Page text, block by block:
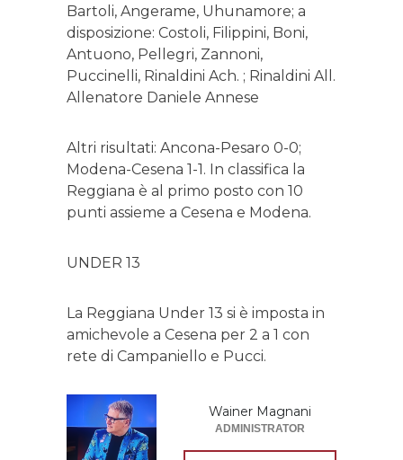
Bartoli, Angerame, Uhunamore; a
disposizione: Costoli, Filippini, Boni,
Antuono, Pellegri, Zannoni,
Puccinelli, Rinaldini Ach. ; Rinaldini All.
Allenatore Daniele Annese
Altri risultati: Ancona-Pesaro 0-0;
Modena-Cesena 1-1. In classifica la
Reggiana è al primo posto con 10
punti assieme a Cesena e Modena.
UNDER 13
La Reggiana Under 13 si è imposta in
amichevole a Cesena per 2 a 1 con
rete di Campaniello e Pucci.
Wainer Magnani
ADMINISTRATOR